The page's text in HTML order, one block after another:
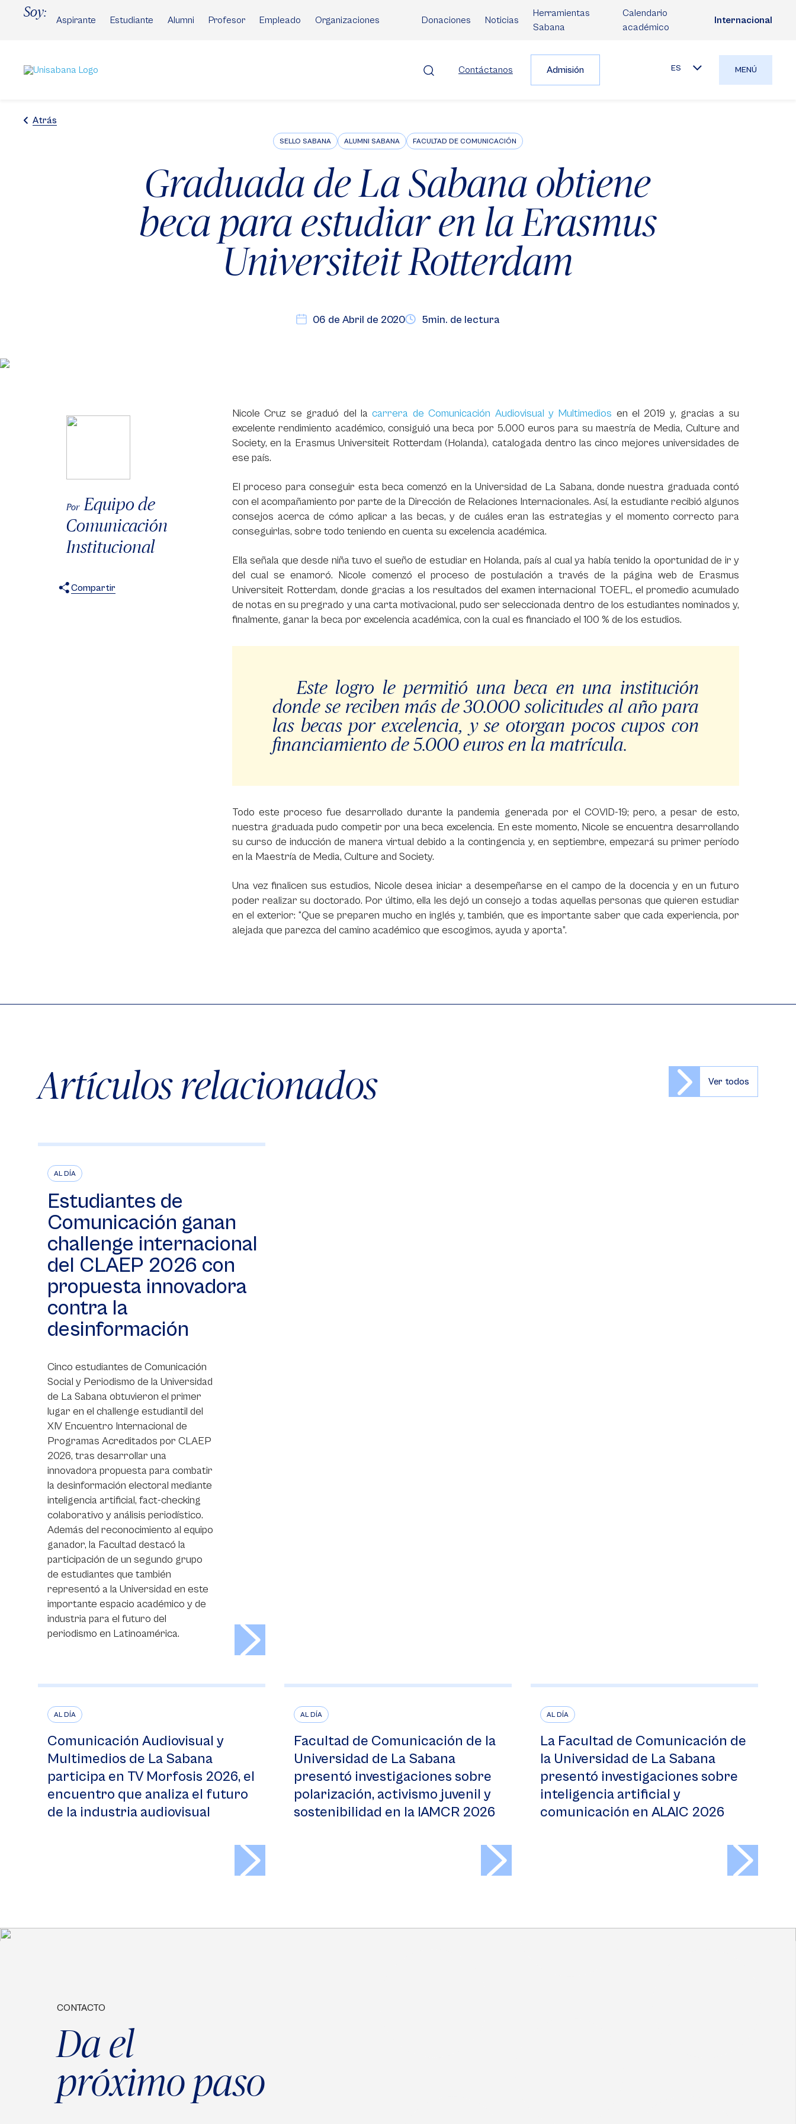
Soy:
Aspirante Estudiante Alumni Profesor Empleado Organizaciones Donaciones Noticias
Herramientas
Sabana
Calendario
académico
Internacional
Contáctanos Admisión ES MENÚ
Atrás
SELLO SABANA ALUMNI SABANA FACULTAD DE COMUNICACIÓN
Graduada de La Sabana obtiene
beca para estudiar en la Erasmus
Universiteit Rotterdam
06 de Abril de 2020 5min. de lectura
Por Equipo de
Comunicación
Institucional
Compartir
Nicole Cruz se graduó del lacarrera de Comunicación Audiovisual y Multimedios en el 2019 y, gracias a su
excelente rendimiento académico, consiguió una beca por 5.000 euros para su maestría de Media, Culture and
Society, en la Erasmus Universiteit Rotterdam (Holanda), catalogada dentro las cinco mejores universidades de
ese país.
El proceso para conseguir esta beca comenzó en la Universidad de La Sabana, donde nuestra graduada contó
con el acompañamiento por parte de la Dirección de Relaciones Internacionales. Así, la estudiante recibió algunos
consejos acerca de cómo aplicar a las becas, y de cuáles eran las estrategias y el momento correcto para
conseguirlas, sobre todo teniendo en cuenta su excelencia académica.
Ella señala que desde niña tuvo el sueño de estudiar en Holanda, país al cual ya había tenido la oportunidad de ir y
del cual se enamoró. Nicole comenzó el proceso de postulación a través de la página web de Erasmus
Universiteit Rotterdam, donde gracias a los resultados del examen internacional TOEFL, el promedio acumulado
de notas en su pregrado y una carta motivacional, pudo ser seleccionada dentro de los estudiantes nominados y,
finalmente, ganar la beca por excelencia académica, con la cual es financiado el 100 % de los estudios.
Este logro le permitió una beca en una institución
donde se reciben más de 30.000 solicitudes al año para
las becas por excelencia, y se otorgan pocos cupos con
financiamiento de 5.000 euros en la matrícula.
Todo este proceso fue desarrollado durante la pandemia generada por el COVID-19; pero, a pesar de esto,
nuestra graduada pudo competir por una beca excelencia. En este momento, Nicole se encuentra desarrollando
su curso de inducción de manera virtual debido a la contingencia y, en septiembre, empezará su primer período
en la Maestría de Media, Culture and Society.
Una vez finalicen sus estudios, Nicole desea iniciar a desempeñarse en el campo de la docencia y en un futuro
poder realizar su doctorado. Por último, ella les dejó un consejo a todas aquellas personas que quieren estudiar
en el exterior: “Que se preparen mucho en inglés y, también, que es importante saber que cada experiencia, por
alejada que parezca del camino académico que escogimos, ayuda y aporta”.
Artículos relacionados Ver todos
AL DÍA
Estudiantes de
Comunicación ganan
challenge internacional
del CLAEP 2026 con
propuesta innovadora
contra la
desinformación
Cinco estudiantes de Comunicación
Social y Periodismo de la Universidad
de La Sabana obtuvieron el primer
lugar en el challenge estudiantil del
XIV Encuentro Internacional de
Programas Acreditados por CLAEP
2026, tras desarrollar una
innovadora propuesta para combatir
la desinformación electoral mediante
inteligencia artificial, fact-checking
colaborativo y análisis periodístico.
Además del reconocimiento al equipo
ganador, la Facultad destacó la
participación de un segundo grupo
de estudiantes que también
representó a la Universidad en este
importante espacio académico y de
industria para el futuro del
periodismo en Latinoamérica.
AL DÍA
Comunicación Audiovisual y
Multimedios de La Sabana
participa en TV Morfosis 2026, el
encuentro que analiza el futuro
de la industria audiovisual
AL DÍA
Facultad de Comunicación de la
Universidad de La Sabana
presentó investigaciones sobre
polarización, activismo juvenil y
sostenibilidad en la IAMCR 2026
AL DÍA
La Facultad de Comunicación de
la Universidad de La Sabana
presentó investigaciones sobre
inteligencia artificial y
comunicación en ALAIC 2026
CONTACTO
Da el
próximo paso